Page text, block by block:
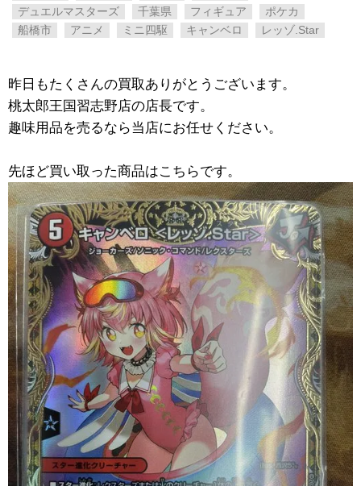
デュエルマスターズ
千葉県 フィギュア
ポケカ
船橋市
アニメ ミニ四駆 キャンベロ レッゾ.Star
昨日もたくさんの買取ありがとうございます。
桃太郎王国習志野店の店長です。
趣味用品を売るなら当店にお任せください。
先ほど買い取った商品はこちらです。